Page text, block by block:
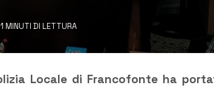
1 MINUTI DI LETTURA
Locale di Francofonte ha